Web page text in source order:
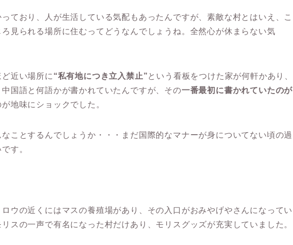
ており、人が生活している気配もあったんですが、素敵な村とはいえ、こ
見られる場所に住むってどうなんでしょうね。全然心が休まらない気
近い場所に“私有地につき立入禁止” という看板をつけた家が何軒かあり、
国語と何語かが書かれていたんですが、その一番最初に書かれていたのが
が地味にショックでした。
ことするんでしょうか・・・まだ国際的なマナーが身についてない頃の過
す。
ウの近くにはマスの養殖場があり、その入口がおみやげやさんになってい
スの一声で有名になった村だけあり、モリスグッズが充実していました。